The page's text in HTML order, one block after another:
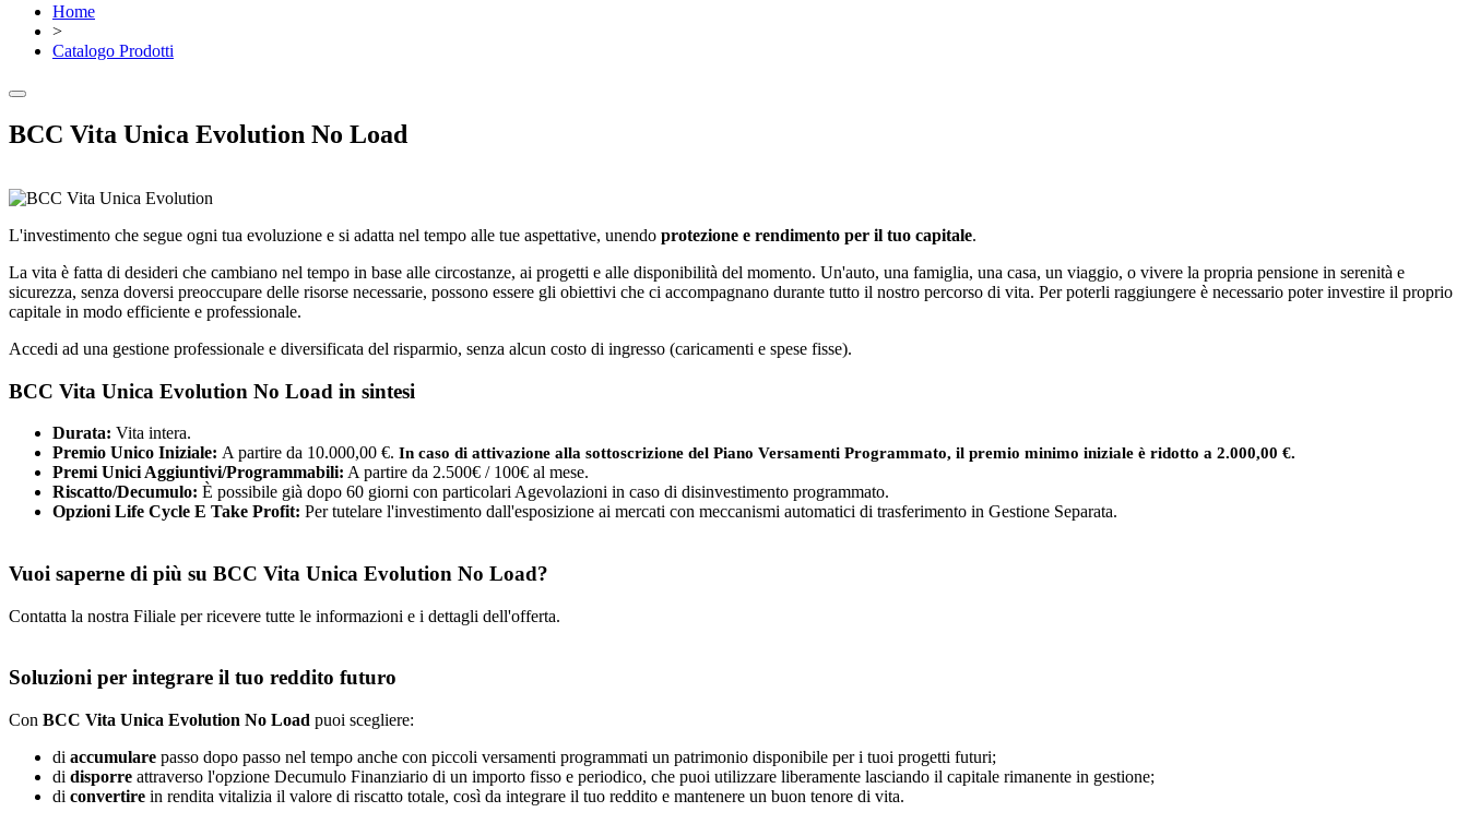
Home
>
Catalogo Prodotti
BCC Vita Unica Evolution No Load
L'investimento che segue ogni tua evoluzione e si adatta nel tempo alle tue aspettative, unendo protezione e rendimento per il tuo capitale.
La vita è fatta di desideri che cambiano nel tempo in base alle circostanze, ai progetti e alle disponibilità del momento. Un'auto, una famiglia, una casa, un viaggio, o vivere la propria pensione in serenità e
sicurezza, senza doversi preoccupare delle risorse necessarie, possono essere gli obiettivi che ci accompagnano durante tutto il nostro percorso di vita. Per poterli raggiungere è necessario poter investire il proprio
capitale in modo efficiente e professionale.
Accedi ad una gestione professionale e diversificata del risparmio, senza alcun costo di ingresso (caricamenti e spese fisse).
BCC Vita Unica Evolution No Load in sintesi
Durata: Vita intera.
Premio Unico Iniziale: A partire da 10.000,00 €. In caso di attivazione alla sottoscrizione del Piano Versamenti Programmato, il premio minimo iniziale è ridotto a 2.000,00 €.
Premi Unici Aggiuntivi/Programmabili: A partire da 2.500€ / 100€ al mese.
Riscatto/Decumulo: È possibile già dopo 60 giorni con particolari Agevolazioni in caso di disinvestimento programmato.
Opzioni Life Cycle E Take Profit: Per tutelare l'investimento dall'esposizione ai mercati con meccanismi automatici di trasferimento in Gestione Separata.
Vuoi saperne di più su BCC Vita Unica Evolution No Load?
Contatta la nostra Filiale per ricevere tutte le informazioni e i dettagli dell'offerta.
Soluzioni per integrare il tuo reddito futuro
Con BCC Vita Unica Evolution No Load puoi scegliere:
di accumulare passo dopo passo nel tempo anche con piccoli versamenti programmati un patrimonio disponibile per i tuoi progetti futuri;
di disporre attraverso l'opzione Decumulo Finanziario di un importo fisso e periodico, che puoi utilizzare liberamente lasciando il capitale rimanente in gestione;
di convertire in rendita vitalizia il valore di riscatto totale, così da integrare il tuo reddito e mantenere un buon tenore di vita.